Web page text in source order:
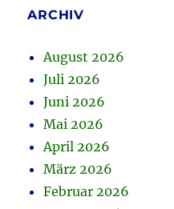
ARCHIV
August 2026
Juli 2026
Juni 2026
Mai 2026
April 2026
März 2026
Februar 2026